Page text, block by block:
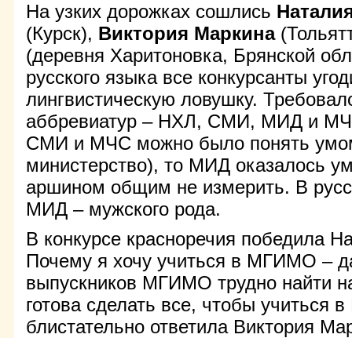
На узких дорожках сошлись
(Курск), Виктория Маркина
(деревня Харитоновка, Брянской
русского языка все конкурсанты
лингвистическую ловушку.
аббревиатур – НХЛ, СМИ, МИД и
СМИ и МЧС можно было понять
министерство), то МИД оказалось
аршином общим не измерить. В
МИД – мужского рода.
В конкурсе красноречия победила
Почему я хочу учиться в МГИМО –
выпускников МГИМО трудно найти
готова сделать все, чтобы
блистательно ответила Виктория